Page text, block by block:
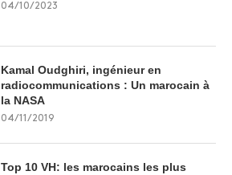
04/10/2023
Kamal Oudghiri, ingénieur en
radiocommunications : Un marocain à
la NASA
04/11/2019
Top 10 VH: les marocains les plus